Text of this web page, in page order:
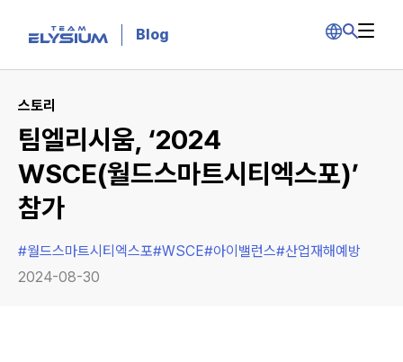
Blog
스토리
팀엘리시움, ‘2024
WSCE(월드스마트시티엑스포)’
참가
#월드스마트시티엑스포#WSCE#아이밸런스#산업재해예방
2024-08-30